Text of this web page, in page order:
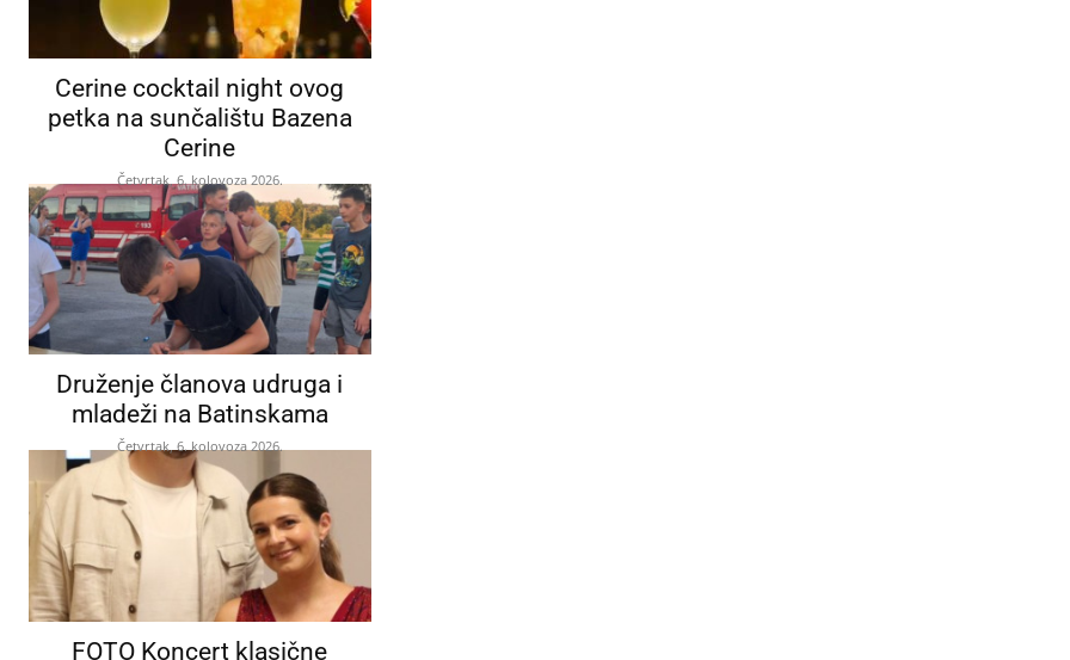
Cerine cocktail night ovog
petka na sunčalištu Bazena
Cerine
Četvrtak, 6. kolovoza 2026.
Druženje članova udruga i
mladeži na Batinskama
Četvrtak, 6. kolovoza 2026.
FOTO Koncert klasične